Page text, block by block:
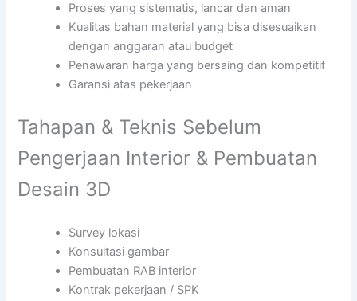
Proses yang sistematis, lancar dan aman
Kualitas bahan material yang bisa disesuaikan
dengan anggaran atau budget
Penawaran harga yang bersaing dan kompetitif
Garansi atas pekerjaan
Tahapan & Teknis Sebelum
Pengerjaan Interior & Pembuatan
Desain 3D
Survey lokasi
Konsultasi gambar
Pembuatan RAB interior
Kontrak pekerjaan / SPK